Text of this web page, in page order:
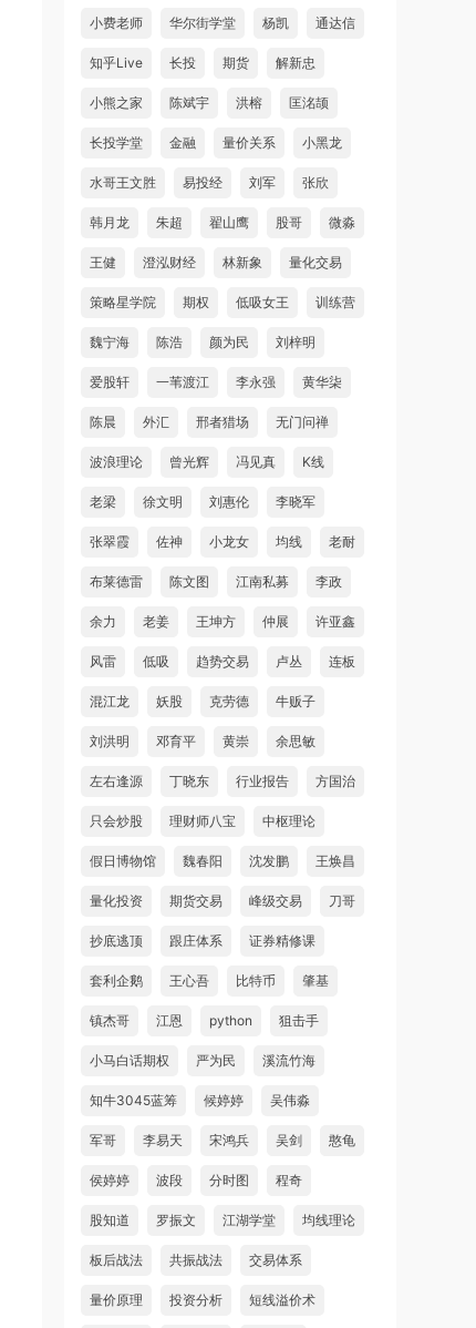
小费老师 华尔街学堂 杨凯 通达信
知乎Live 长投 期货 解新忠
小熊之家 陈斌宇 洪榕 匡洺颉
长投学堂 金融 量价关系 小黑龙
水哥王文胜 易投经 刘军 张欣
韩月龙 朱超 翟山鹰 股哥 微淼
王健 澄泓财经 林新象 量化交易
策略星学院 期权 低吸女王 训练营
魏宁海 陈浩 颜为民 刘梓明
爱股轩 一苇渡江 李永强 黄华柒
陈晨 外汇 邢者猎场 无门问禅
波浪理论 曾光辉 冯见真 K线
老梁 徐文明 刘惠伦 李晓军
张翠霞 佐神 小龙女 均线 老耐
布莱德雷 陈文图 江南私募 李政
余力 老姜 王坤方 仲展 许亚鑫
风雷 低吸 趋势交易 卢丛 连板
混江龙 妖股 克劳德 牛贩子
刘洪明 邓育平 黄崇 余思敏
左右逢源 丁晓东 行业报告 方国治
只会炒股 理财师八宝 中枢理论
假日博物馆 魏春阳 沈发鹏 王焕昌
量化投资 期货交易 峰级交易 刀哥
抄底逃顶 跟庄体系 证券精修课
套利企鹅 王心吾 比特币 肇基
镇杰哥 江恩 python 狙击手
小马白话期权 严为民 溪流竹海
知牛3045蓝筹 候婷婷 吴伟淼
军哥 李易天 宋鸿兵 吴剑 憨龟
侯婷婷 波段 分时图 程奇
股知道 罗振文 江湖学堂 均线理论
板后战法 共振战法 交易体系
量价原理 投资分析 短线溢价术